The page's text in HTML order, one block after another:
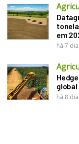
em
há 7
há 8